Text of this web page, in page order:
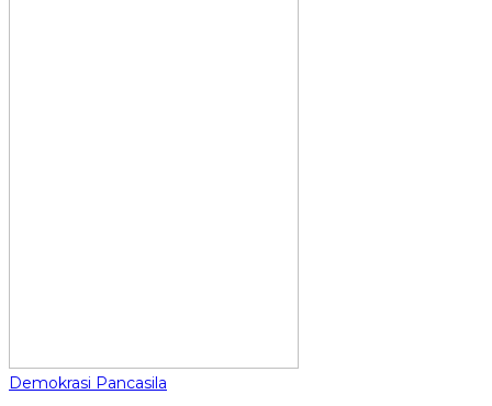
Demokrasi Pancasila